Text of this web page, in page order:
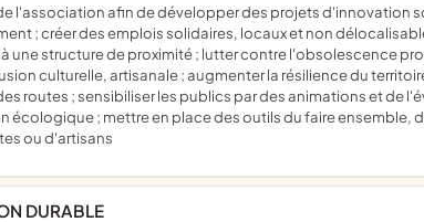
; créer des emplois solidaires, locaux et non
une structure de proximité ; lutter contre l'obsolescence
culturelle, artisanale ; augmenter la résilience du
routes ; sensibiliser les publics par des animations et de
écologique ; mettre en place des outils du faire ensemble,
ou d'artisans
DURABLE